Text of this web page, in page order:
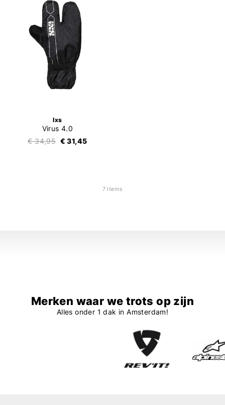
Ixs
Virus 4.0
€ 34,95 € 31,45
7 items
Merken waar we trots op zijn
Alles onder 1 dak in Amsterdam!